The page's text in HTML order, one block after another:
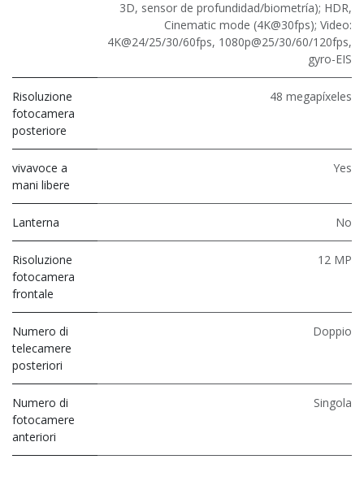
3D, sensor de profundidad/biometría); HDR,
Cinematic mode (4K@30fps); Video:
4K@24/25/30/60fps, 1080p@25/30/60/120fps,
gyro-EIS
Risoluzione
fotocamera
posteriore
48 megapíxeles
vivavoce a
mani libere
Yes
Lanterna No
Risoluzione
fotocamera
frontale
12 MP
Numero di
telecamere
posteriori
Doppio
Numero di
fotocamere
anteriori
Singola